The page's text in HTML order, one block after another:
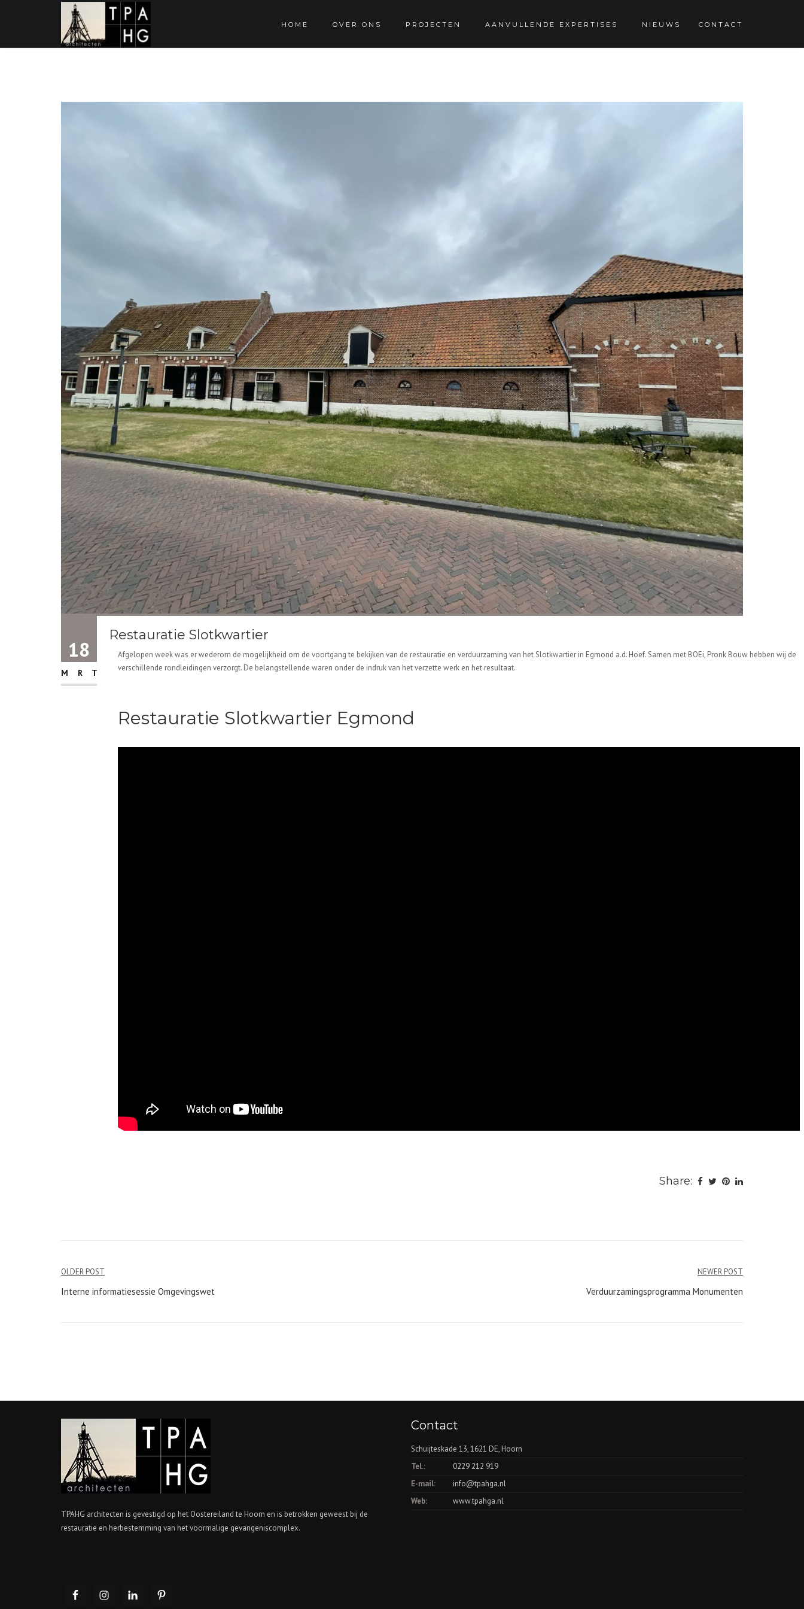
HOME OVER ONS PROJECTEN AANVULLENDE EXPERTISES NIEUWS CONTACT
18
MRT
Restauratie Slotkwartier
Afgelopen week was er wederom de mogelijkheid om de voortgang te bekijken van de restauratie en verduurzaming van het Slotkwartier in Egmond a.d. Hoef. Samen met BOEi, Pronk Bouw hebben wij de
verschillende rondleidingen verzorgt. De belangstellende waren onder de indruk van het verzette werk en het resultaat.
Restauratie Slotkwartier Egmond
Share:
Bericht
navigatie
OLDER POST
Interne informatiesessie Omgevingswet
NEWER POST
Verduurzamingsprogramma Monumenten
TPAHG architecten is gevestigd op het Oostereiland te Hoorn en is betrokken geweest bij de
restauratie en herbestemming van het voormalige gevangeniscomplex.
Contact
Schuijteskade 13, 1621 DE, Hoorn
Tel.:
0229 212 919
E-mail:
info@tpahga.nl
Web:
www.tpahga.nl